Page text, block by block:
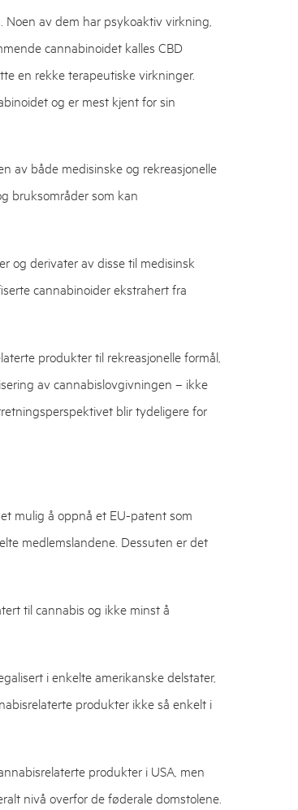
av dem har psykoaktiv virkning,
cannabinoidet kalles CBD
en rekke terapeutiske virkninger.
og er mest kjent for sin
av både medisinske og rekreasjonelle
bruksområder som kan
og derivater av disse til medisinsk
cannabinoider ekstrahert fra
produkter til rekreasjonelle formål,
av cannabislovgivningen – ikke
blir tydeligere for
mulig å oppnå et EU-patent som
medlemslandene. Dessuten er det
til cannabis og ikke minst å
i enkelte amerikanske delstater,
produkter ikke så enkelt i
produkter i USA, men
nivå overfor de føderale domstolene.